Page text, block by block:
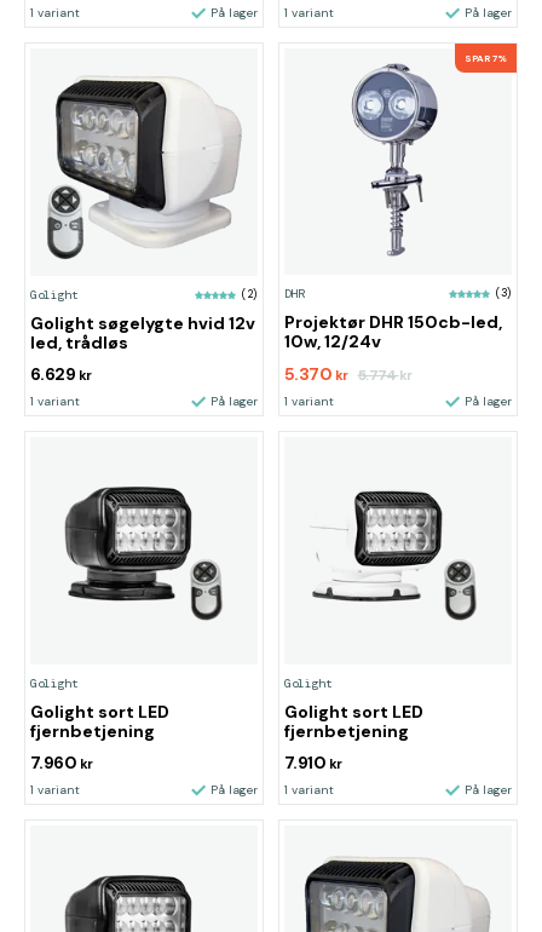
1 variant På lager 1 variant På lager
Golight (2)
Golight søgelygte hvid 12v
led, trådløs
6.629 kr
1 variant På lager
SPAR 7%
DHR (3)
Projektør DHR 150cb-led,
10w, 12/24v
5.370 kr 5.774kr
1 variant På lager
Golight
Golight sort LED
fjernbetjening
7.960 kr
1 variant På lager
Golight
Golight sort LED
fjernbetjening
7.910 kr
1 variant På lager